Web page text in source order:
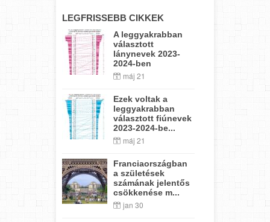
LEGFRISSEBB CIKKEK
A leggyakrabban
választott
lánynevek 2023-
2024-ben
máj 21
Ezek voltak a
leggyakrabban
választott fiúnevek
2023-2024-be...
máj 21
Franciaországban
a születések
számának jelentős
csökkenése m...
jan 30